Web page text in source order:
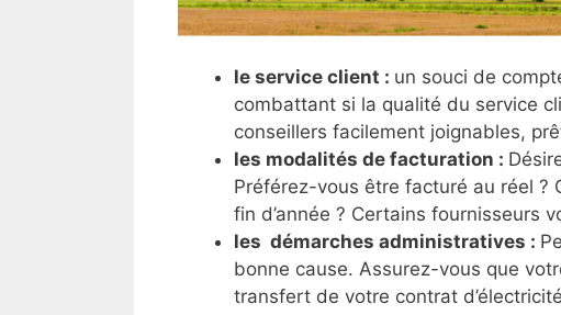
le service client : un souci de
combattant si la qualité du service
conseillers facilement joignables,
les modalités de facturation :
Préférez-vous être facturé au réel ?
fin d’année ? Certains fournisseurs
les démarches administratives :
bonne cause. Assurez-vous que
transfert de votre contrat